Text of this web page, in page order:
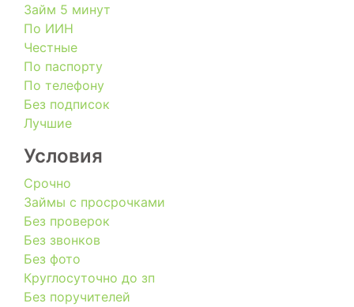
Займ 5 минут
По ИИН
Честные
По паспорту
По телефону
Без подписок
Лучшие
Условия
Срочно
Займы с просрочками
Без проверок
Без звонков
Без фото
Круглосуточно до зп
Без поручителей